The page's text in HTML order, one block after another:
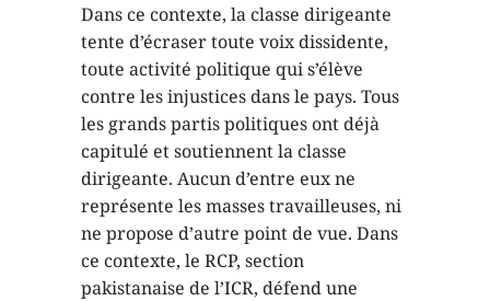
Dans ce contexte, la classe dirigeante
tente d’écraser toute voix dissidente,
toute activité politique qui s’élève
contre les injustices dans le pays. Tous
les grands partis politiques ont déjà
capitulé et soutiennent la classe
dirigeante. Aucun d’entre eux ne
représente les masses travailleuses, ni
ne propose d’autre point de vue. Dans
ce contexte, le RCP, section
pakistanaise de l’ICR, défend une